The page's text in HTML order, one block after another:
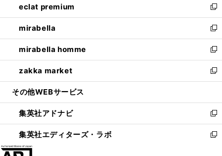
く
で
開
く
ド
ウ
で
開
く
ィ
ン
ド
ウ
で
開
く
い
ウ
ィ
ン
ド
ウ
で
開
eclat premium
新
し
い
ウ
ィ
ン
ド
ウ
開
く
mirabella
新
し
い
ウ
ィ
ン
ウ
で
開
く
mirabella homme
新
し
い
ウ
ン
ド
ウ
で
zakka market
新
し
ウ
ィ
ン
ド
その他WEBサービス
集英社アドナビ
新
し
い
集英社エディターズ・ラボ
新